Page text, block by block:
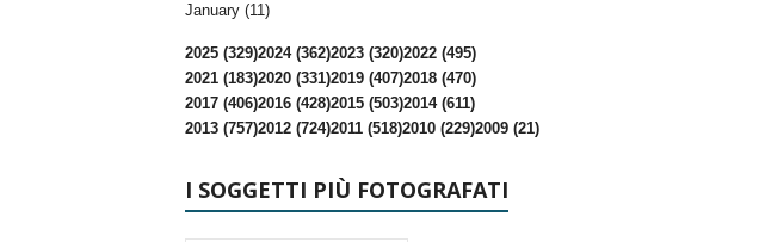
January (11)
2025 (329)2024 (362)2023 (320)2022 (495)
2021 (183)2020 (331)2019 (407)2018 (470)
2017 (406)2016 (428)2015 (503)2014 (611)
2013 (757)2012 (724)2011 (518)2010 (229)2009 (21)
I SOGGETTI PIÙ FOTOGRAFATI